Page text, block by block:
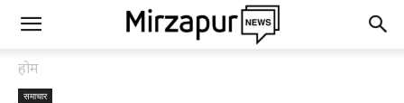
होम
समाचार